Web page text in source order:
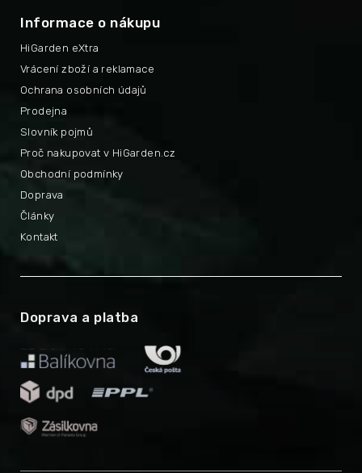
Informace o nákupu
HiGarden eXtra
Proč nakupovat v HiGarden.cz
Vrácení zboží a reklamace
Obchodní podmínky
Ochrana osobních údajů
Doprava
Prodejna
Články
Slovník pojmů
Kontakt
Doprava a platba